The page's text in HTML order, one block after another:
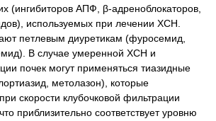
(ингибиторов АПФ, β-адреноблокаторов,
используемых при лечении ХСН.
петлевым диуретикам (фуросемид,
В случае умеренной ХСН и
почек могут применяться тиазидные
метолазон), которые
скорости клубочковой фильтрации
приблизительно соответствует уровню